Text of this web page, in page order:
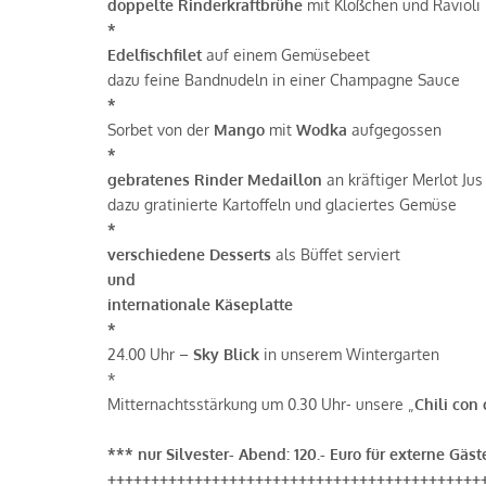
doppelte Rinderkraftbrühe mit Klößchen und Ravioli
*
Edelfischfilet auf einem Gemüsebeet
dazu feine Bandnudeln in einer Champagne Sauce
*
Sorbet von der Mango mit Wodka aufgegossen
*
gebratenes Rinder Medaillon an kräftiger Merlot Jus
dazu gratinierte Kartoffeln und glaciertes Gemüse
*
verschiedene Desserts als Büffet serviert
und
internationale Käseplatte
*
24.00 Uhr – Sky Blick in unserem Wintergarten
*
Mitternachtsstärkung um 0.30 Uhr- unsere „ Chili con
*** nur Silvester- Abend: 120.- Euro für externe